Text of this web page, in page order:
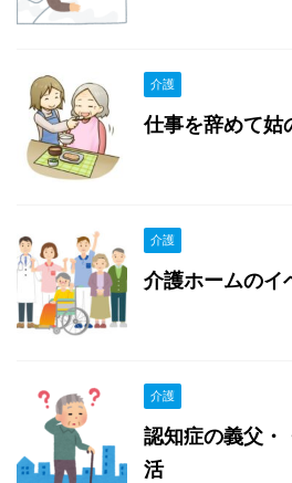
介護
仕事を辞めて姑
介護
介護ホームのイ
介護
認知症の義父・
活